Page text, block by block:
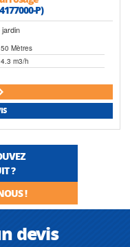
P)
50 Mètres
4.3 m3/h
?
!
devis